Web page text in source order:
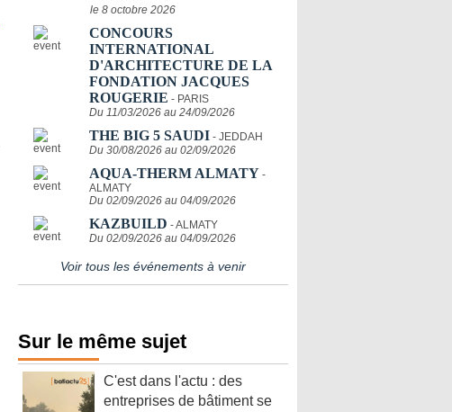
le 8 octobre 2026
CONCOURS
INTERNATIONAL
D'ARCHITECTURE DE LA
FONDATION JACQUES
ROUGERIE - PARIS
Du 11/03/2026 au 24/09/2026
THE BIG 5 SAUDI - JEDDAH
Du 30/08/2026 au 02/09/2026
AQUA-THERM ALMATY -
ALMATY
Du 02/09/2026 au 04/09/2026
KAZBUILD - ALMATY
Du 02/09/2026 au 04/09/2026
Voir tous les événements à venir
Sur le même sujet
C'est dans l'actu : des
entreprises de bâtiment se